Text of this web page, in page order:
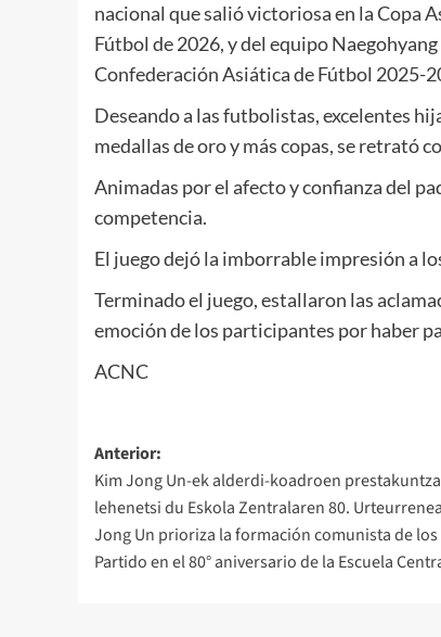
nacional que salió victoriosa en la Copa
Fútbol de 2026, y del equipo
Confederación Asiática de Fútbol 2025-
Deseando a las futbolistas, excelentes
medallas de oro y más copas, se retrató
Animadas por el afecto y confianza del
competencia.
El juego dejó la imborrable impresión a
Terminado el juego, estallaron las
emoción de los participantes por haber
ACNC
Navegación
de
entradas
Anterior:
Kim Jong Un-ek alderdi-koadroen
lehenetsi du Eskola Zentralaren 80.
Jong Un prioriza la formación comunista de
Partido en el 80° aniversario de la Escuela